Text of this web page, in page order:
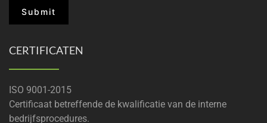
CERTIFICATEN
ISO 9001-2015
Certificaat betreffende de kwalificatie van de interne
bedrijfsprocedures.